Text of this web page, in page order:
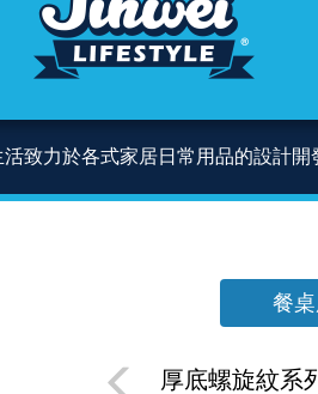
活致力於各式家居日常用品的設計
餐
厚底螺旋紋系